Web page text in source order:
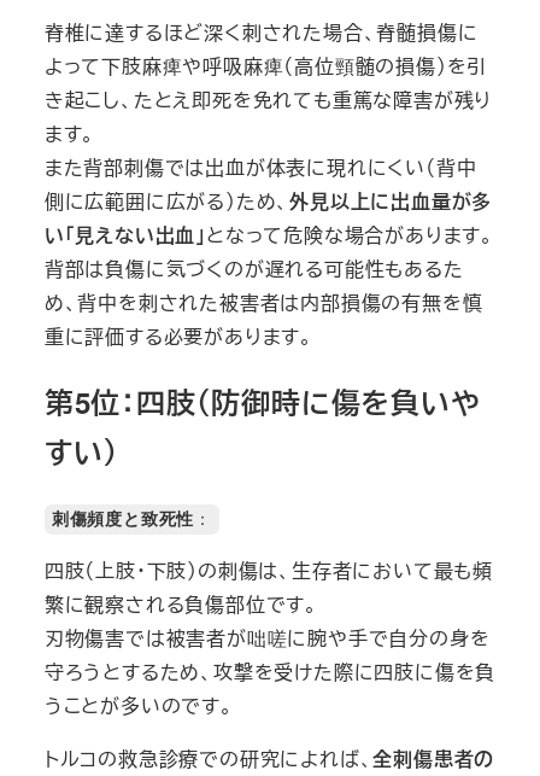
脊椎に達するほど深く刺された場合、脊髄損傷に
よって下肢麻痺や呼吸麻痺（高位頸髄の損傷）を引
き起こし、たとえ即死を免れても重篤な障害が残り
ます。
また背部刺傷では出血が体表に現れにくい（背中
側に広範囲に広がる）ため、外見以上に出血量が多
い「見えない出血」となって危険な場合があります。
背部は負傷に気づくのが遅れる可能性もあるた
め、背中を刺された被害者は内部損傷の有無を慎
重に評価する必要があります。
第5位：四肢（防御時に傷を負いや
すい）
刺傷頻度と致死性 ：
四肢（上肢・下肢）の刺傷は、生存者において最も頻
繁に観察される負傷部位です。
刃物傷害では被害者が咄嗟に腕や手で自分の身を
守ろうとするため、攻撃を受けた際に四肢に傷を負
うことが多いのです。
トルコの救急診療での研究によれば、全刺傷患者の